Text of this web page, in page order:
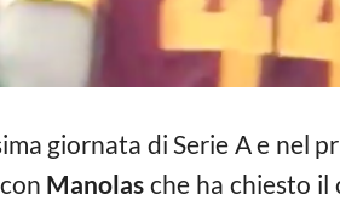
giornata di Serie A e nel
Manolas che ha chiesto il